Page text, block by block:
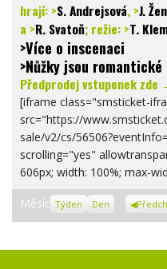
hrají: >S. Andrejsová, >J.
a >R. Svatoň; režie: >T.
>Více o inscenaci
>Nůžky jsou
Předprodej vstupenek zde
[iframe class="smsticket-
src="https://
sale/v2/cs/
scrolling="yes"
606px; width: 100%; max-
Měsíc Týden Den